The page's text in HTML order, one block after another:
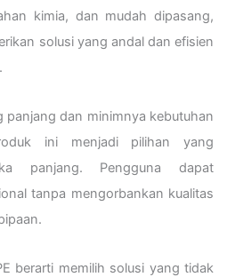
kimia, dan mudah dipasang,
solusi yang andal dan efisien
panjang dan minimnya kebutuhan
ini menjadi pilihan yang
panjang. Pengguna dapat
tanpa mengorbankan kualitas
berarti memilih solusi yang tidak